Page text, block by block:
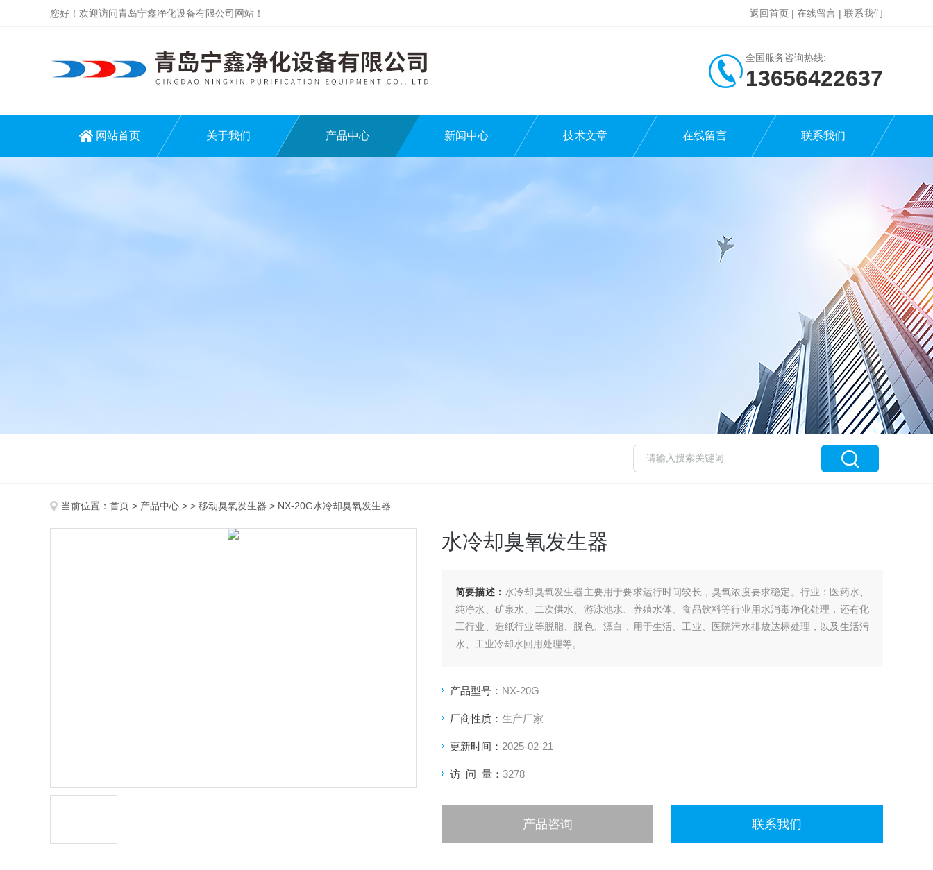
您好！欢迎访问青岛宁鑫净化设备有限公司网站！ 返回首页 | 在线留言 | 联系我们
全国服务咨询热线:
13656422637
网站首页 关于我们 产品中心 新闻中心 技术文章 在线留言 联系我们
当前位置： 首页 > 产品中心 > > 移动臭氧发生器 > NX-20G水冷却臭氧发生器
水冷却臭氧发生器
简要描述： 水冷却臭氧发生器主要用于要求运行时间较长，臭氧浓度要求稳定。行业：医药水、
纯净水、矿泉水、二次供水、游泳池水、养殖水体、食品饮料等行业用水消毒净化处理，还有化
工行业、造纸行业等脱脂、脱色、漂白，用于生活、工业、医院污水排放达标处理，以及生活污
水、工业冷却水回用处理等。
产品型号： NX-20G
厂商性质： 生产厂家
更新时间： 2025-02-21
访 问 量： 3278
产品咨询 联系我们